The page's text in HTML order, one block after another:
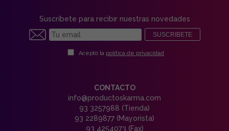
Suscríbete para recibir nuestras novedades
SUSCRIBETE
Acepto la política de privacidad
CONTACTO
info@productoskarma.com
93 3257988 (Tienda)
93 2289877 (Mayorista)
93 4254073 (Fax)